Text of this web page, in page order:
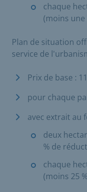
chaque
(moins une
Plan de situation
service de
Prix de base :
pour chaque
avec extrait au
deux
% de
chaque
(moins 25